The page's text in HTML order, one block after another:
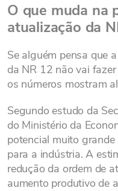
O que muda na
atualização da
Se alguém pensa que
da NR 12 não vai
os números mostram
Segundo estudo da
do Ministério da
potencial muito
para a indústria. A
redução da ordem de
aumento produtivo de